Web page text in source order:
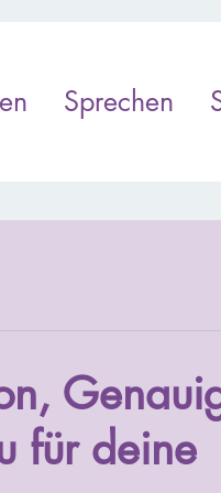
Sprechen
für deine